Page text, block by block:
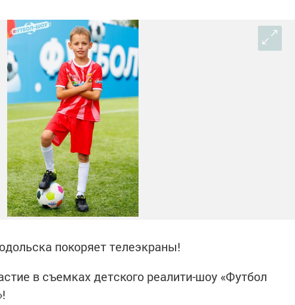
покоряет телеэкраны!
в съемках детского реалити-шоу «Футбол